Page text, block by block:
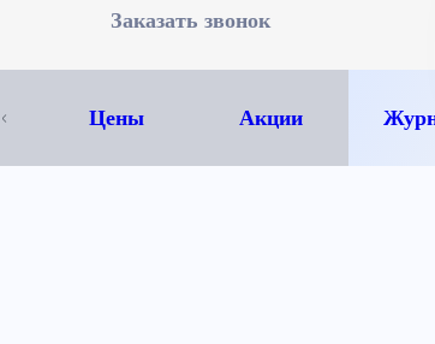
Заказать звонок
Цены Акции